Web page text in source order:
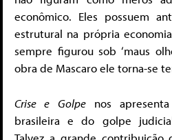
econômico. Eles possuem
estrutural na própria
sempre figurou sob ‘maus
obra de Mascaro ele torna-se
Crise e Golpenos
brasileira e do golpe